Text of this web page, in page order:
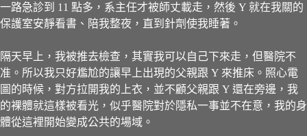
一路急診到 11 點多，系主任才被師丈載走，然後 Y 就在我關的
保護室安靜看書、陪我整夜，直到針劑使我睡著。
隔天早上，我被推去檢查，其實我可以自己下來走，但醫院不
准。所以我只好尷尬的讓早上出現的父親跟 Y 來推床。照心電
圖的時候，對方拉開我的上衣，並不顧父親跟 Y 還在旁邊，我
的裸體就這樣被看光，似乎醫院對於隱私一事並不在意，我的身
體從這裡開始變成公共的場域。